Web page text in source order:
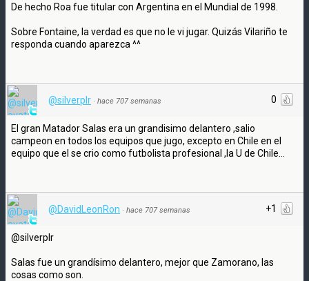
De hecho Roa fue titular con Argentina en el Mundial de 1998.
Sobre Fontaine, la verdad es que no le vi jugar. Quizás Vilariño te
responda cuando aparezca ^^
0
@silverplr · hace 707 semanas
El gran Matador Salas era un grandisimo delantero ,salio
campeon en todos los equipos que jugo, excepto en Chile en el
equipo que el se crio como futbolista profesional ,la U de Chile...
+1
@DavidLeonRon · hace 707 semanas
@silverplr
Salas fue un grandísimo delantero, mejor que Zamorano, las
cosas como son.